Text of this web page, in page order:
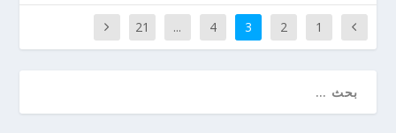
1
2
3
4
...
21